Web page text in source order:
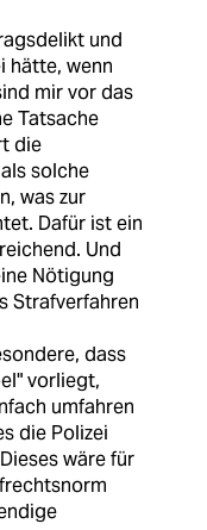
und
hätte, wenn
mir vor das
Tatsache
die
solche
was zur
Dafür ist ein
Und
Nötigung
Strafverfahren
dass
vorliegt,
umfahren
die Polizei
wäre für